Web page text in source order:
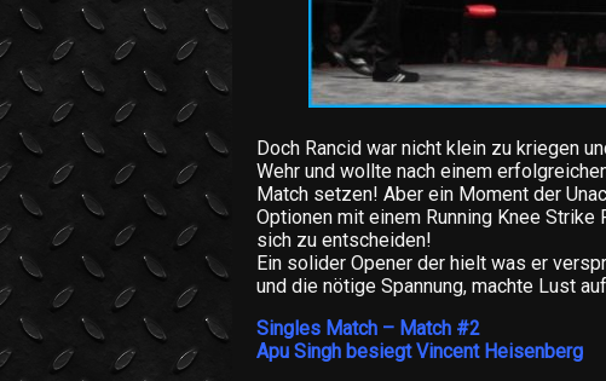
Doch Rancid war nicht klein zu kriegen
Wehr und wollte nach einem
Match setzen! Aber ein Moment der
Optionen mit einem Running Knee
sich zu entscheiden!
Ein solider Opener der hielt was er
und die nötige Spannung, machte Lust
Singles Match – Match #2
Apu Singh besiegt Vincent Heisenberg